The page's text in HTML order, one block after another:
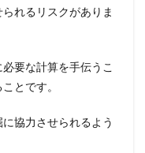
れるリスクがありま
要な計算を手伝うこ
とです。
協力させられるよう